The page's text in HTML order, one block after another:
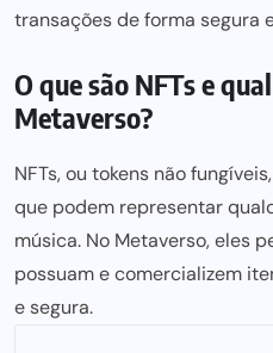
transações de forma segura
O que são NFTs e
Metaverso?
NFTs, ou tokens não
que podem representar
música. No Metaverso, eles
possuam e comercializem
e segura.